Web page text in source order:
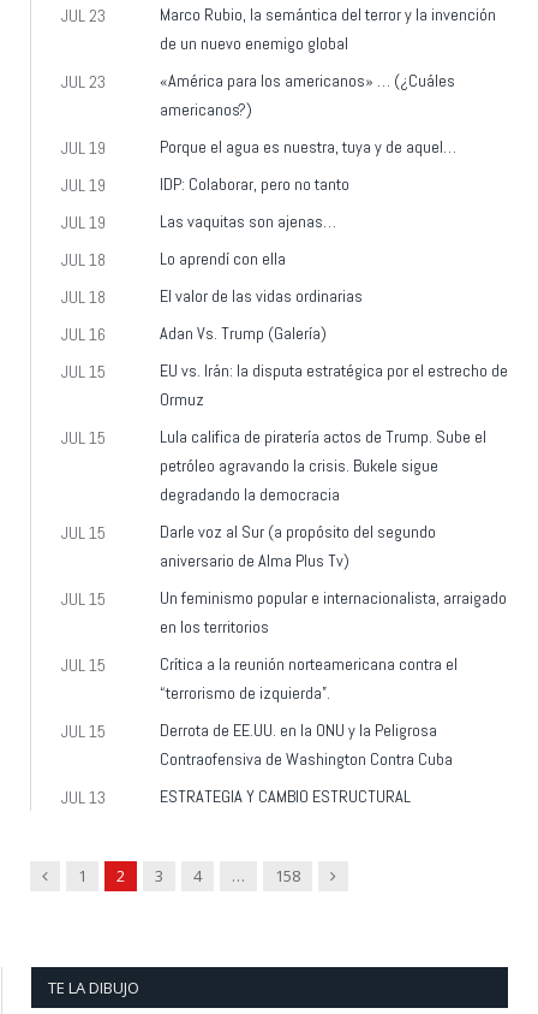
JUL 23
Marco Rubio, la semántica del terror y la invención
de un nuevo enemigo global
JUL 23
«América para los americanos» … (¿Cuáles
americanos?)
JUL 19
Porque el agua es nuestra, tuya y de aquel…
JUL 19
IDP: Colaborar, pero no tanto
JUL 19
Las vaquitas son ajenas…
JUL 18
Lo aprendí con ella
JUL 18
El valor de las vidas ordinarias
JUL 16
Adan Vs. Trump (Galería)
JUL 15
EU vs. Irán: la disputa estratégica por el estrecho de
Ormuz
JUL 15
Lula califica de piratería actos de Trump. Sube el
petróleo agravando la crisis. Bukele sigue
degradando la democracia
JUL 15
Darle voz al Sur (a propósito del segundo
aniversario de Alma Plus Tv)
JUL 15
Un feminismo popular e internacionalista, arraigado
en los territorios
JUL 15
Crítica a la reunión norteamericana contra el
“terrorismo de izquierda”.
JUL 15
Derrota de EE.UU. en la ONU y la Peligrosa
Contraofensiva de Washington Contra Cuba
JUL 13
ESTRATEGIA Y CAMBIO ESTRUCTURAL
Previous
1 2 3 4 … 158 Next
TE LA DIBUJO